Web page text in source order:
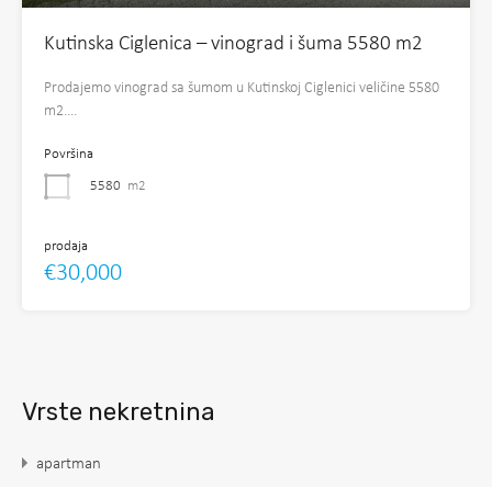
Kutinska Ciglenica – vinograd i šuma 5580 m2
Prodajemo vinograd sa šumom u Kutinskoj Ciglenici veličine 5580
m2.…
Površina
5580 m2
prodaja
€30,000
Vrste nekretnina
apartman